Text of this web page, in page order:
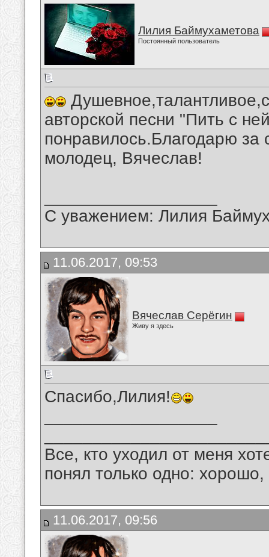
Лилия Баймухаметова
Постоянный пользователь
авторской песни "Пить с
понравилось.Благодарю за
молодец, Вячеслав!
С уважением: Лилия
11.06.2017, 09:53
Вячеслав Серёгин
Живу я здесь
Спасибо,Лилия!
Все, кто уходил от меня
понял только одно:
11.06.2017, 09:56